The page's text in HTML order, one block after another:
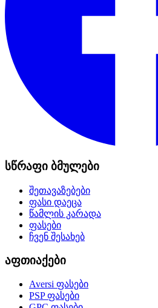
სწრაფი ბმულები
შეთავაზებები
ფასი დაეცა
წამლის კარადა
ფასები
ჩვენ შესახებ
აფთიაქები
Aversi ფასები
PSPფასები